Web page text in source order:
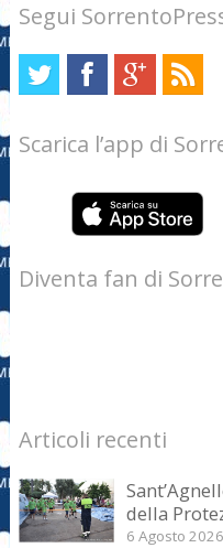
Segui
Scarica l’app di
Diventa fan di
Articoli recenti
della
6 Agosto 2026